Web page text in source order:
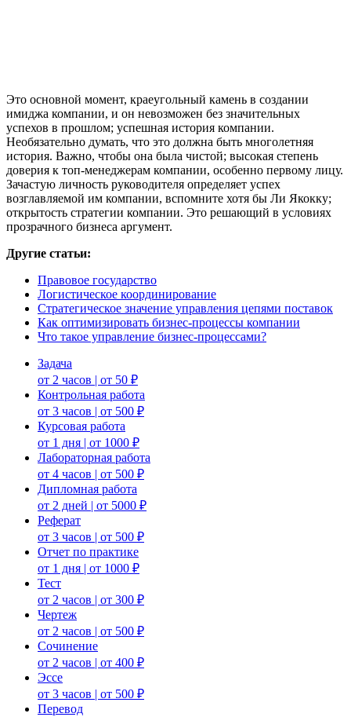
Это основной момент, краеугольный камень в создании
имиджа компании, и он невозможен без значительных
успехов в прошлом; успешная история компании.
Необязательно думать, что это должна быть многолетняя
история. Важно, чтобы она была чистой; высокая степень
доверия к топ-менеджерам компании, особенно первому лицу.
Зачастую личность руководителя определяет успех
возглавляемой им компании, вспомните хотя бы Ли Якокку;
открытость стратегии компании. Это решающий в условиях
прозрачного бизнеса аргумент.
Другие статьи:
Правовое государство
Логистическое координирование
Стратегическое значение управления цепями поставок
Как оптимизировать бизнес-процессы компании
Что такое управление бизнес-процессами?
Задача
от 2 часов | от 50 ₽
Контрольная работа
от 3 часов | от 500 ₽
Курсовая работа
от 1 дня | от 1000 ₽
Лабораторная работа
от 4 часов | от 500 ₽
Дипломная работа
от 2 дней | от 5000 ₽
Реферат
от 3 часов | от 500 ₽
Отчет по практике
от 1 дня | от 1000 ₽
Тест
от 2 часов | от 300 ₽
Чертеж
от 2 часов | от 500 ₽
Сочинение
от 2 часов | от 400 ₽
Эссе
от 3 часов | от 500 ₽
Перевод